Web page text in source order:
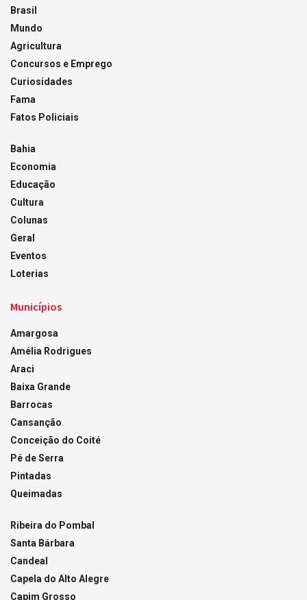
Brasil
Mundo
Agricultura
Concursos e Emprego
Curiosidades
Fama
Fatos Policiais
Bahia
Economia
Educação
Cultura
Colunas
Geral
Eventos
Loterias
Municípios
Amargosa
Amélia Rodrigues
Araci
Baixa Grande
Barrocas
Cansanção
Conceição do Coité
Pé de Serra
Pintadas
Queimadas
Ribeira do Pombal
Santa Bárbara
Candeal
Capela do Alto Alegre
Capim Grosso